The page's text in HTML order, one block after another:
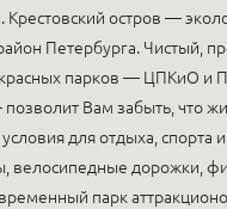
остров —
Петербурга. Чистый,
парков — ЦПКиО и
Вам забыть, что
для отдыха, спорта
велосипедные дорожки,
парк